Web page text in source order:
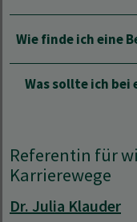
Wie finde ich eine
Was sollte ich
Referentin für
Karrierewege
Dr. Julia Klauder